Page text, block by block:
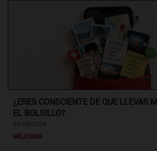
¿ERES CONSCIENTE DE QUE LLEVAS
EL BOLSILLO?
MEJORAS